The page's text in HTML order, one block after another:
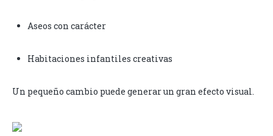
Aseos con carácter
Habitaciones infantiles creativas
Un pequeño cambio puede generar un gran efecto visual.